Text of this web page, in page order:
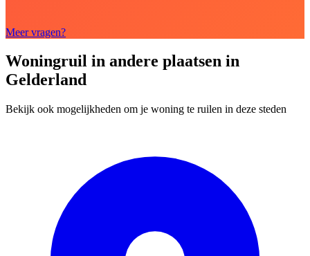
Meer vragen?
Woningruil in andere plaatsen in
Gelderland
Bekijk ook mogelijkheden om je woning te ruilen in deze steden